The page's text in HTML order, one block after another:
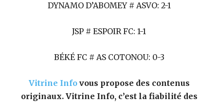
DYNAMO D’ABOMEY # ASVO: 2-1
JSP # ESPOIR FC: 1-1
BÉKÉ FC # AS COTONOU: 0-3
Vitrine Infovous propose des contenus
originaux. Vitrine Info, c’est la fiabilité des